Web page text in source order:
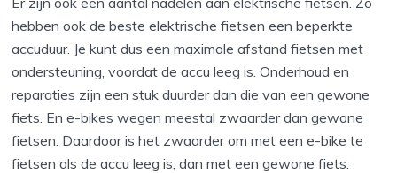
hebben ook de beste elektrische fietsen een beperkte
accuduur. Je kunt dus een maximale afstand fietsen met
ondersteuning, voordat de accu leeg is. Onderhoud en
reparaties zijn een stuk duurder dan die van een gewone
fiets. En e-bikes wegen meestal zwaarder dan gewone
fietsen. Daardoor is het zwaarder om met een e-bike te
fietsen als de accu leeg is, dan met een gewone fiets.